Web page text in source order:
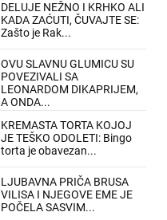
DELUJE NEŽNO I KRHKO ALI
KADA ZAĆUTI, ČUVAJTE SE:
Zašto je Rak...
OVU SLAVNU GLUMICU SU
POVEZIVALI SA
LEONARDOM DIKAPRIJEM,
A ONDA...
KREMASTA TORTA KOJOJ
JE TEŠKO ODOLETI: Bingo
torta je obavezan...
LJUBAVNA PRIČA BRUSA
VILISA I NJEGOVE EME JE
POČELA SASVIM...